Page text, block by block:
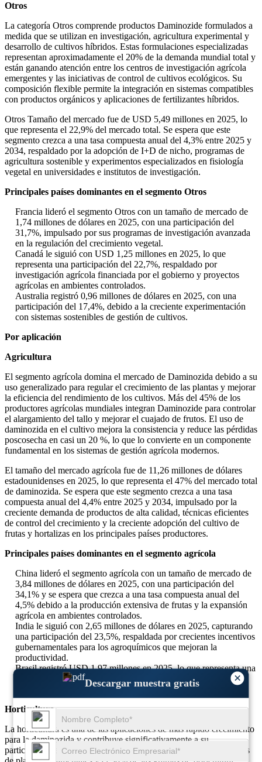
×
Descargar muestra gratis
Otros
La categoría Otros comprende productos Daminozide formulados a
medida que se utilizan en investigación, agricultura experimental y
desarrollo de cultivos híbridos. Estas formulaciones especializadas
representan aproximadamente el 20% de la demanda mundial total y
están ganando atención entre los centros de investigación agrícola
emergentes y las iniciativas de control de cultivos ecológicos. Su
composición flexible permite la integración en sistemas compatibles
con productos orgánicos y aplicaciones de fertilizantes híbridos.
Otros Tamaño del mercado fue de USD 5,49 millones en 2025, lo
que representa el 22,9% del mercado total. Se espera que este
segmento crezca a una tasa compuesta anual del 4,3% entre 2025 y
2034, respaldado por la adopción de I+D de nicho, programas de
agricultura sostenible y experimentos especializados en fisiología
vegetal en universidades e institutos de investigación.
Principales países dominantes en el segmento Otros
Francia lideró el segmento Otros con un tamaño de mercado de
1,74 millones de dólares en 2025, con una participación del
31,7%, impulsado por sus programas de investigación avanzada
en la regulación del crecimiento vegetal.
Canadá le siguió con USD 1,25 millones en 2025, lo que
representa una participación del 22,7%, respaldado por
investigación agrícola financiada por el gobierno y proyectos
agrícolas en ambientes controlados.
Australia registró 0,96 millones de dólares en 2025, con una
participación del 17,4%, debido a la creciente experimentación
con sistemas sostenibles de gestión de cultivos.
Por aplicación
Agricultura
El segmento agrícola domina el mercado de Daminozida debido a su
uso generalizado para regular el crecimiento de las plantas y mejorar
la eficiencia del rendimiento de los cultivos. Más del 45% de los
productores agrícolas mundiales integran Daminozide para controlar
el alargamiento del tallo y mejorar el cuajado de frutos. El uso de
daminozida en el cultivo mejora la consistencia y reduce las pérdidas
poscosecha en casi un 20 %, lo que lo convierte en un componente
fundamental en los sistemas de gestión agrícola modernos.
El tamaño del mercado agrícola fue de 11,26 millones de dólares
estadounidenses en 2025, lo que representa el 47% del mercado total
de daminozida. Se espera que este segmento crezca a una tasa
compuesta anual del 4,4% entre 2025 y 2034, impulsado por la
creciente demanda de productos de alta calidad, técnicas eficientes
de control del crecimiento y la creciente adopción del cultivo de
frutas y hortalizas en los principales países productores.
Principales países dominantes en el segmento agrícola
China lideró el segmento agrícola con un tamaño de mercado de
3,84 millones de dólares en 2025, con una participación del
34,1% y se espera que crezca a una tasa compuesta anual del
4,5% debido a la producción extensiva de frutas y la expansión
agrícola en ambientes controlados.
India le siguió con 2,65 millones de dólares en 2025, capturando
una participación del 23,5%, respaldada por crecientes incentivos
gubernamentales para los agroquímicos que mejoran la
productividad.
Brasil registró USD 1,97 millones en 2025, lo que representa una
participación del 17,5%, impulsado por el creciente uso en
granjas hortícolas comerciales y cultivos de plantación.
Horticultura
La horticultura es una de las aplicaciones de más rápido crecimiento
para la daminozida y contribuye significativamente a su
participación en el mercado global. Casi el 38% de los productores